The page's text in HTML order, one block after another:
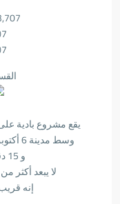
293,707.
وسط مدينة 6 أكتوبر والتي تعتبر من أهم المناطق الراقية
و 15 دقيقة من أهرامات الجيزة
لا يبعد أكثر من 30 كم عن قلب العاصمة القاهرة
إنه